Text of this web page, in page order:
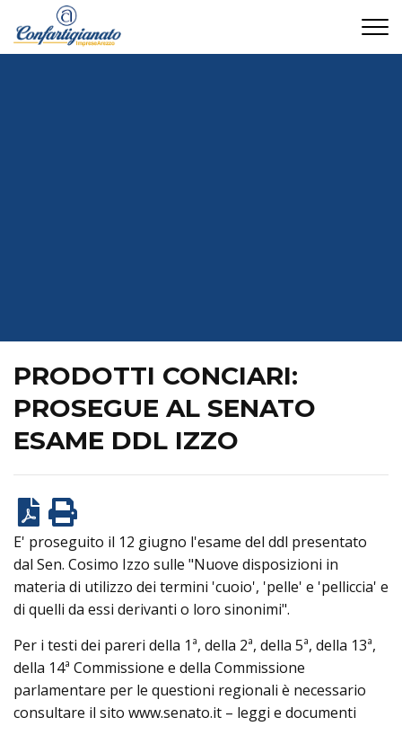
PRODOTTI CONCIARI:
PROSEGUE AL SENATO
ESAME DDL IZZO
E' proseguito il 12 giugno l'esame del ddl presentato
dal Sen. Cosimo Izzo sulle "Nuove disposizioni in
materia di utilizzo dei termini 'cuoio', 'pelle' e 'pelliccia' e
di quelli da essi derivanti o loro sinonimi".
Per i testi dei pareri della 1ª, della 2ª, della 5ª, della 13ª,
della 14ª Commissione e della Commissione
parlamentare per le questioni regionali è necessario
consultare il sito www.senato.it – leggi e documenti